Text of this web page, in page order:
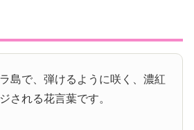
島で、弾けるように咲く、濃紅
される花言葉です。